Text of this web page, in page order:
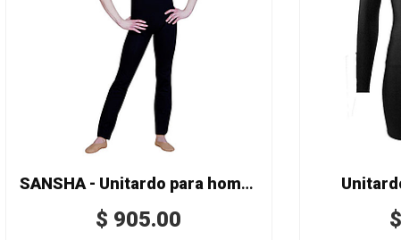
SANSHA - Unitardo para hombre Mod. D218C
$ 905.00 $